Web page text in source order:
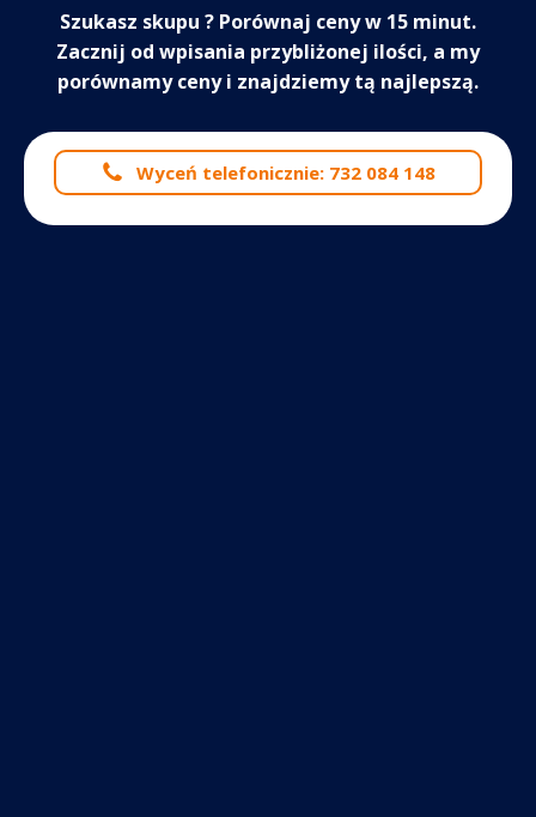
Szukasz skupu ? Porównaj ceny w 15 minut.
Zacznij od wpisania przybliżonej ilości, a my
porównamy ceny i znajdziemy tą najlepszą.
Wyceń telefonicznie: 732 084 148